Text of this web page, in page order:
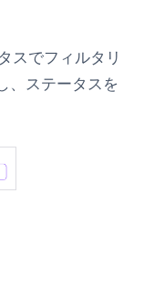
スでフィルタリ
、ステータスを